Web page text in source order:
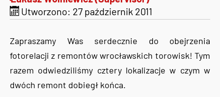
Utworzono: 27 październik 2011
Zapraszamy Was serdecznie do obejrzenia
fotorelacji z remontów wrocławskich torowisk! Tym
razem odwiedziliśmy cztery lokalizacje w czym w
dwóch remont dobiegł końca.